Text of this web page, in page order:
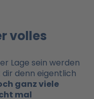
volles
Lage sein werden
denn eigentlich
ganz viele
mal